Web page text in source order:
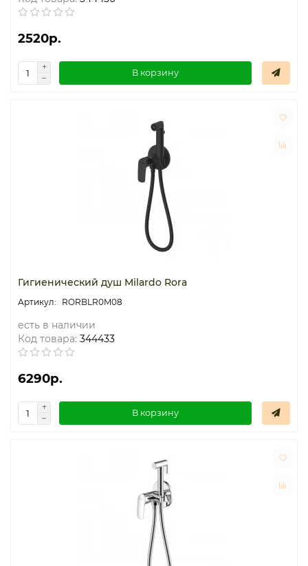
2520р.
В корзину
Гигиенический душ Milardo Rora
RORBLR0M08
есть в наличии
Код товара: 344433
6290р.
В корзину